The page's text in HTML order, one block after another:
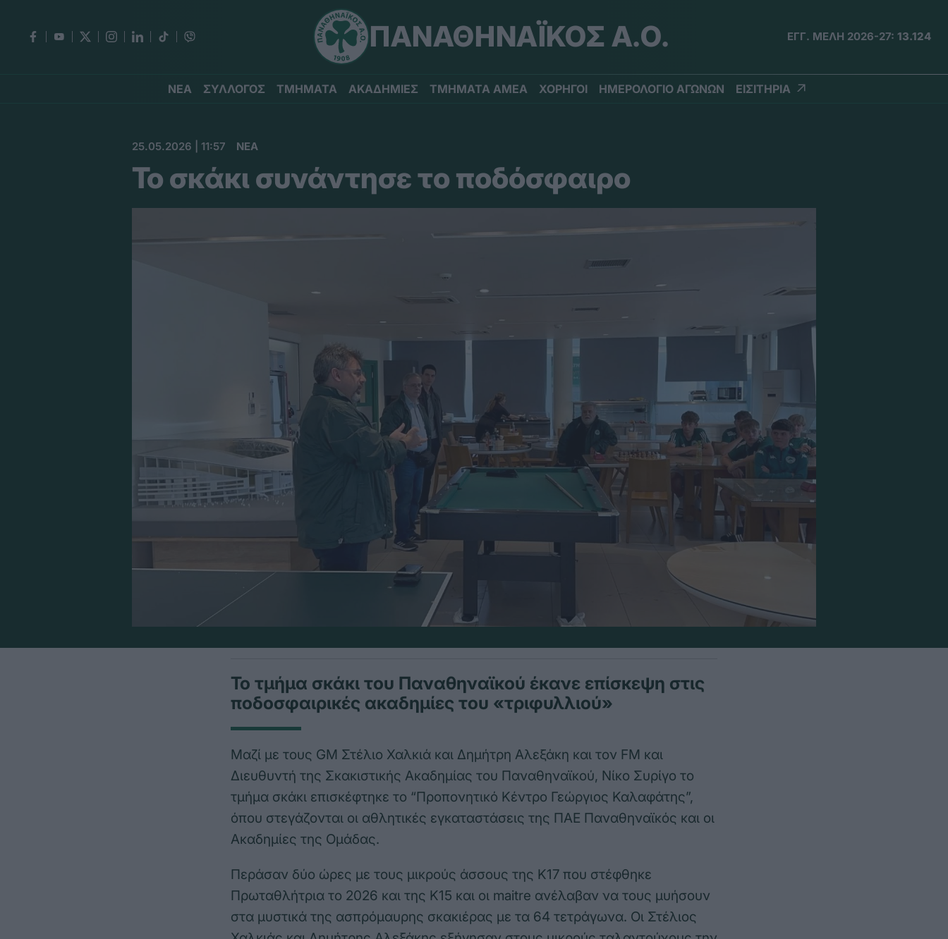
ΠΑΝΑΘΗΝΑΪΚΟΣ Α.Ο. ΕΓΓ. ΜΕΛΗ 2026-27: 13.124
ΝΕΑ ΣΥΛΛΟΓΟΣ ΤΜΗΜΑΤΑ ΑΚΑΔΗΜΙΕΣ ΤΜΗΜΑΤΑ ΑΜΕΑ ΧΟΡΗΓΟΙ ΗΜΕΡΟΛΟΓΙΟ ΑΓΩΝΩΝ ΕΙΣΙΤΗΡΙΑ
25.05.2026 | 11:57 ΝΕΑ
Το σκάκι συνάντησε το ποδόσφαιρο
Το τμήμα σκάκι του Παναθηναϊκού έκανε επίσκεψη στις
ποδοσφαιρικές ακαδημίες του «τριφυλλιού»
Μαζί με τους GM Στέλιο Χαλκιά και Δημήτρη Αλεξάκη και τον FM και
Διευθυντή της Σκακιστικής Ακαδημίας του Παναθηναϊκού, Νίκο Συρίγο το
τμήμα σκάκι επισκέφτηκε το “Προπονητικό Κέντρο Γεώργιος Καλαφάτης”,
όπου στεγάζονται οι αθλητικές εγκαταστάσεις της ΠΑΕ Παναθηναϊκός και οι
Ακαδημίες της Ομάδας.
Περάσαν δύο ώρες με τους μικρούς άσσους της Κ17 που στέφθηκε
Πρωταθλήτρια το 2026 και της Κ15 και οι maitre ανέλαβαν να τους μυήσουν
στα μυστικά της ασπρόμαυρης σκακιέρας με τα 64 τετράγωνα. Οι Στέλιος